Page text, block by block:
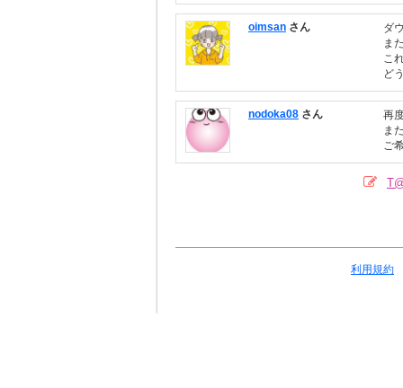
oimsan さん
ダ
ま
こ
ど
nodoka08 さん
再
ま
ご
利用規約